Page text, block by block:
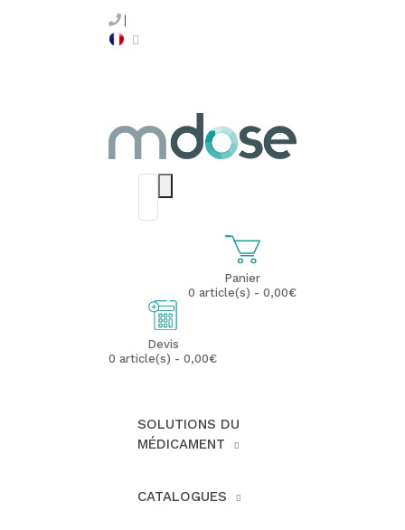
Panier
0 article(s) - 0,00€
Devis
0 article(s) - 0,00€
SOLUTIONS DU
MÉDICAMENT
CATALOGUES